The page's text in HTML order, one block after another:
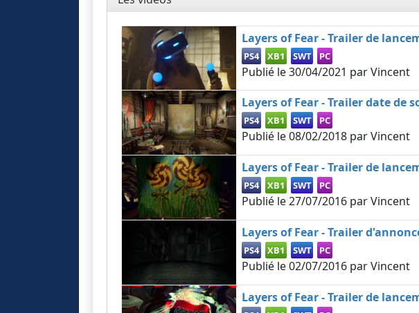
Layers of Fear - Trailer de
PS4 XB1 SWT PC
Publié le30/04/2021 par Vincent
Layers of Fear - Trailer date de
PS4 XB1 SWT PC
Publié le08/02/2018 par Vincent
Layers of Fear - Trailer de
PS4 XB1 SWT PC
Publié le27/07/2016 par Vincent
Layers of Fear - Trailer
PS4 XB1 SWT PC
Publié le02/07/2016 par Vincent
Layers of Fear - Trailer de